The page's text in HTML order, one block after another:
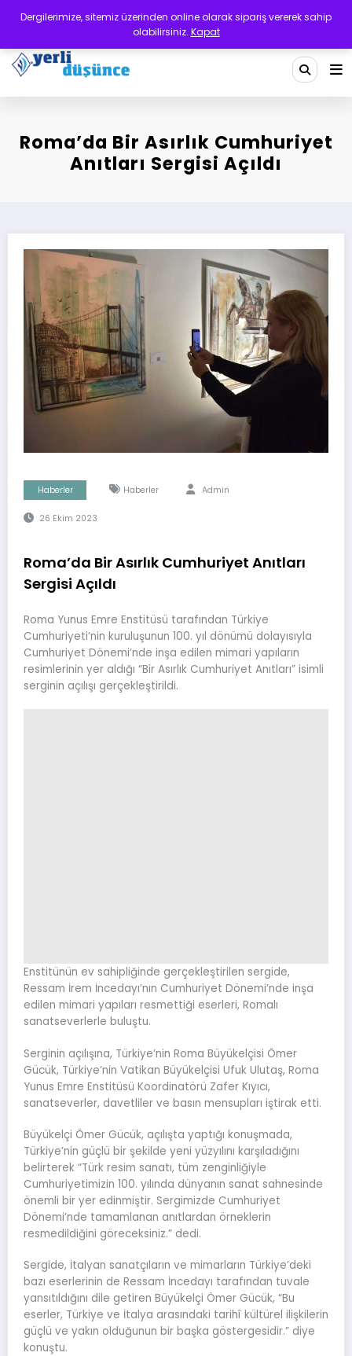
Dergilerimize, sitemiz üzerinden online olarak sipariş vererek sahip
olabilirsiniz. Kapat
Yerli Düşünce Dergisi
Roma’da Bir Asırlık Cumhuriyet
Anıtları Sergisi Açıldı
Haberler Haberler Admin
26 Ekim 2023
Roma’da Bir Asırlık Cumhuriyet Anıtları
Sergisi Açıldı
Roma Yunus Emre Enstitüsü tarafından Türkiye
Cumhuriyeti’nin kuruluşunun 100. yıl dönümü dolayısıyla
Cumhuriyet Dönemi’nde inşa edilen mimari yapıların
resimlerinin yer aldığı “Bir Asırlık Cumhuriyet Anıtları” isimli
serginin açılışı gerçekleştirildi.
Enstitünün ev sahipliğinde gerçekleştirilen sergide,
Ressam İrem İncedayı’nın Cumhuriyet Dönemi’nde inşa
edilen mimari yapıları resmettiği eserleri, Romalı
sanatseverlerle buluştu.
Serginin açılışına, Türkiye’nin Roma Büyükelçisi Ömer
Gücük, Türkiye’nin Vatikan Büyükelçisi Ufuk Ulutaş, Roma
Yunus Emre Enstitüsü Koordinatörü Zafer Kıyıcı,
sanatseverler, davetliler ve basın mensupları iştirak etti.
Büyükelçi Ömer Gücük, açılışta yaptığı konuşmada,
Türkiye’nin güçlü bir şekilde yeni yüzyılını karşıladığını
belirterek “Türk resim sanatı, tüm zenginliğiyle
Cumhuriyetimizin 100. yılında dünyanın sanat sahnesinde
önemli bir yer edinmiştir. Sergimizde Cumhuriyet
Dönemi’nde tamamlanan anıtlardan örneklerin
resmedildiğini göreceksiniz.” dedi.
Sergide, İtalyan sanatçıların ve mimarların Türkiye’deki
bazı eserlerinin de Ressam İncedayı tarafından tuvale
yansıtıldığını dile getiren Büyükelçi Ömer Gücük, “Bu
eserler, Türkiye ve İtalya arasındaki tarihî kültürel ilişkilerin
güçlü ve yakın olduğunun bir başka göstergesidir.” diye
konuştu.